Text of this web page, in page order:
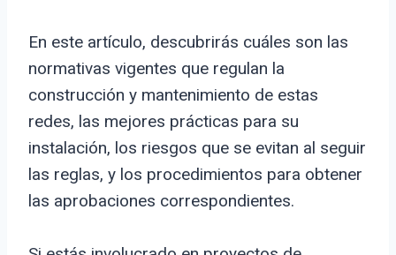
En este artículo, descubrirás cuáles son las
normativas vigentes que regulan la
construcción y mantenimiento de estas
redes, las mejores prácticas para su
instalación, los riesgos que se evitan al seguir
las reglas, y los procedimientos para obtener
las aprobaciones correspondientes.